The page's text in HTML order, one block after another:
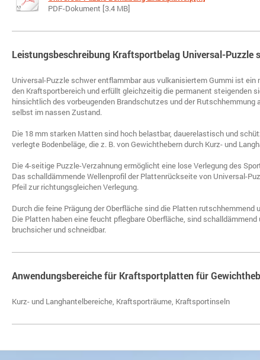
PDF-Dokument [3.4 MB]
Leistungsbeschreibung Kraftsportbelag Universal-Puzzle
Universal-Puzzle schwer entflammbar aus vulkanisiertem Gummi ist ein
den Kraftsportbereich und erfüllt gleichzeitig die permanent steigenden
hinsichtlich des vorbeugenden Brandschutzes und der Rutschhemmung
selbst im nassen Zustand.
Die 18 mm starken Matten sind hoch belastbar, dauerelastisch und
verlegte Bodenbeläge, die z. B. von Gewichthebern durch Kurz- und
Die 4-seitige Puzzle-Verzahnung ermöglicht eine lose Verlegung des
Das schalldämmende Wellenprofil der Plattenrückseite von Universal-
Pfeil zur richtungsgleichen Verlegung.
Durch die feine Prägung der Oberfläche sind die Platten rutschhemmend
Die Platten haben eine feucht pflegbare Oberfläche, sind
bruchsicher und schneidbar.
Anwendungsbereiche für Kraftsportplatten für
Kurz- und Langhantelbereiche, Kraftsporträume, Kraftsportinseln